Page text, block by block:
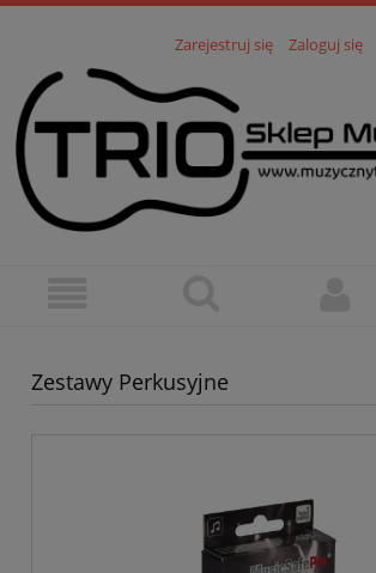
Zarejestruj się Zaloguj się
Zestawy Perkusyjne